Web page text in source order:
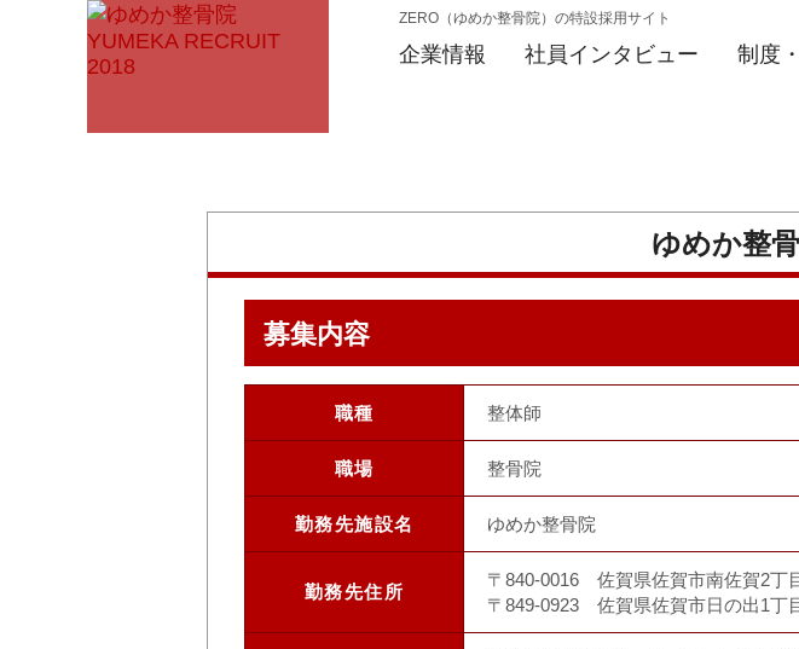
ZERO（ゆめか整骨院）の特設採用サイト
企業情報 社員インタビュー 制度
ゆめか整
募集内容
職種 整体師
職場 整骨院
勤務先施設名 ゆめか整骨院
勤務先住所
〒840-0016 佐賀県佐賀市南佐賀2丁
〒849-0923 佐賀県佐賀市日の出1丁